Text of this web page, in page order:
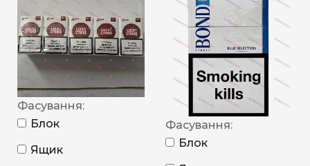
Фасування:
Блок
Ящик
Фасування:
Блок